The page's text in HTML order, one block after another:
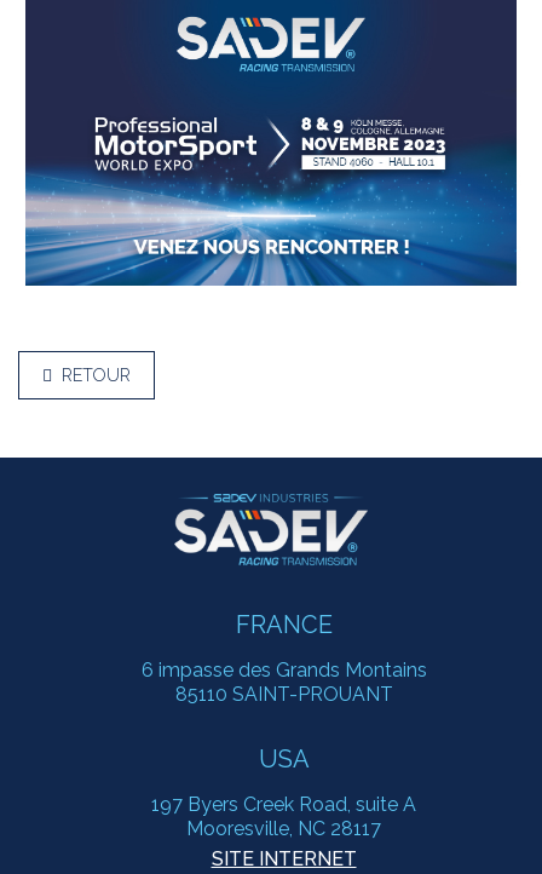
Kits
d'implantation
SADEV
Sadev Industries
Passion
News
Nos offres
d'emploi
CONTACT
RETOUR
FRANCE
6 impasse des Grands Montains
85110 SAINT-PROUANT
USA
197 Byers Creek Road, suite A
Mooresville, NC 28117
SITE INTERNET